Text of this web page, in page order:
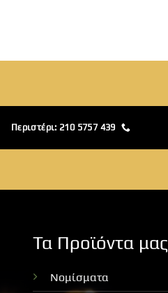
Περιστέρι: 210 5757 439
Τα Προϊόντα μας
Νομίσματα